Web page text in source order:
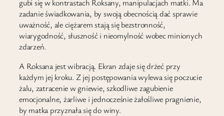
gubi się w kontrastach Roksany, manipulacjach matki. Ma
zadanie świadkowania, by swoją obecnością dać sprawie
uważność, ale ciężarem stają się bezstronność,
wiarygodność, słuszność i nieomylność wobec minionych
zdarzeń.
A Roksana jest wibracją. Ekran zdaje się drżeć przy
każdym jej kroku. Z jej postępowania wylewa się poczucie
żalu, zatracenie w gniewie, szkodliwe zagubienie
emocjonalne, żarliwe i jednocześnie żałośliwe pragnienie,
by matka przyznała się do winy.